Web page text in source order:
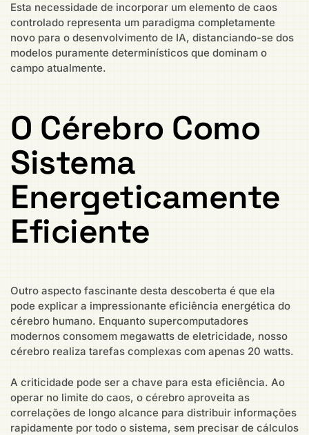
Esta necessidade de incorporar um elemento de caos
controlado representa um paradigma completamente
novo para o desenvolvimento de IA, distanciando-se dos
modelos puramente determinísticos que dominam o
campo atualmente.
O Cérebro Como
Sistema
Energeticamente
Eficiente
Outro aspecto fascinante desta descoberta é que ela
pode explicar a impressionante eficiência energética do
cérebro humano. Enquanto supercomputadores
modernos consomem megawatts de eletricidade, nosso
cérebro realiza tarefas complexas com apenas 20 watts.
A criticidade pode ser a chave para esta eficiência. Ao
operar no limite do caos, o cérebro aproveita as
correlações de longo alcance para distribuir informações
rapidamente por todo o sistema, sem precisar de cálculos